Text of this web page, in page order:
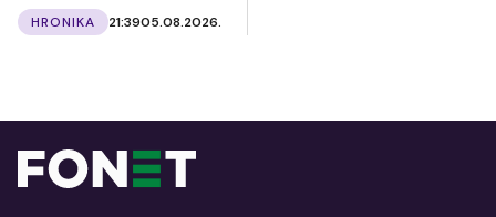
HRONIKA 21:3905.08.2026.